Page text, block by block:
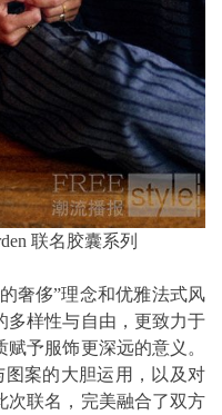
联名胶囊系列
奢侈”理念和优雅法式风
多样性与自由，更致力于
予服饰更深远的意义。
图案的大胆运用，以及对
次联名，完美融合了双方